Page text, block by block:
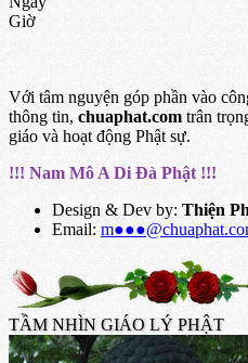
Giờ
Với tâm nguyện góp phần vào
thông tin, chuaphat.com trân
giáo và hoạt động Phật sự.
!!! Nam Mô A Di Đà Phật !!!
Design & Dev by: Thiện
Email:
TẦM NHÌN GIÁO LÝ PHẬT